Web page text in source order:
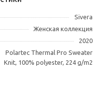
Sivera
Женская коллекция
2020
Polartec Thermal Pro Sweater
Knit, 100% polyester, 224 g/m2